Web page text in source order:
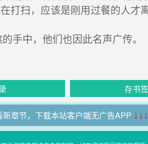
打扫，应该是刚用过餐的人才离
手中，他们也因此名声广传。
存书签
新章节，下载本站客户端无广告APP ↓↓↓